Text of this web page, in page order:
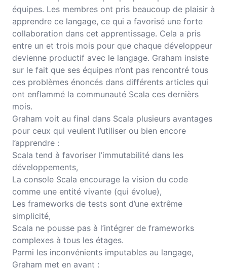
équipes. Les membres ont pris beaucoup de plaisir à
apprendre ce langage, ce qui a favorisé une forte
collaboration dans cet apprentissage. Cela a pris
entre un et trois mois pour que chaque développeur
devienne productif avec le langage. Graham insiste
sur le fait que ses équipes n’ont pas rencontré tous
ces problèmes énoncés dans différents articles qui
ont enflammé la communauté Scala ces dernièrs
mois.
Graham voit au final dans Scala plusieurs avantages
pour ceux qui veulent l’utiliser ou bien encore
l’apprendre :
Scala tend à favoriser l’immutabilité dans les
développements,
La console Scala encourage la vision du code
comme une entité vivante (qui évolue),
Les frameworks de tests sont d’une extrême
simplicité,
Scala ne pousse pas à l’intégrer de frameworks
complexes à tous les étages.
Parmi les inconvénients imputables au langage,
Graham met en avant :